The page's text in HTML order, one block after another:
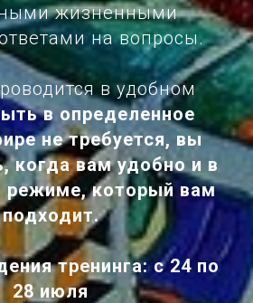
жизненными
на вопросы.
в удобном
в определенное
не требуется, вы
когда вам удобно и в
режиме, который вам
подходит.
тренинга: с 24 по
28 июля